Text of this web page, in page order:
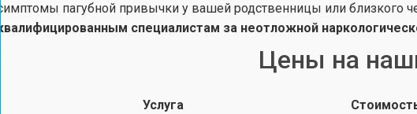
симптомы пагубной привычки у вашей родственницы или близкого
квалифицированным специалистам за неотложной
Цены на
Услуга